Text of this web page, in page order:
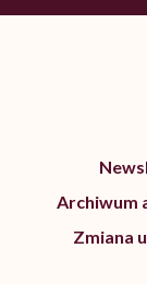
Archiwum
Zmiana